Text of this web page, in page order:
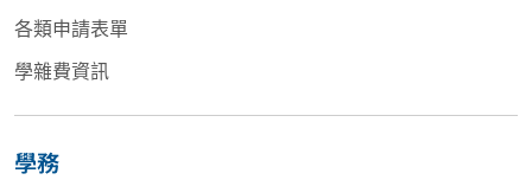
各類申請表單
學雜費資訊
學務